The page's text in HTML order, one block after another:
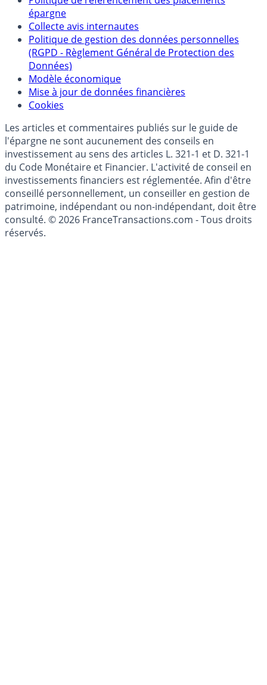
Qui sommes-nous ?
Politique de référencement des placements
épargne
Collecte avis internautes
Politique de gestion des données personnelles
(RGPD - Règlement Général de Protection des
Données)
Modèle économique
Cookies
Les articles et commentaires publiés sur le guide de
l'épargne ne sont aucunement des conseils en
investissement au sens des articles L. 321-1 et D. 321-1
du Code Monétaire et Financier. L'activité de conseil en
investissements financiers est réglementée. Afin d'être
conseillé personnellement, un conseiller en gestion de
patrimoine, indépendant ou non-indépendant, doit être